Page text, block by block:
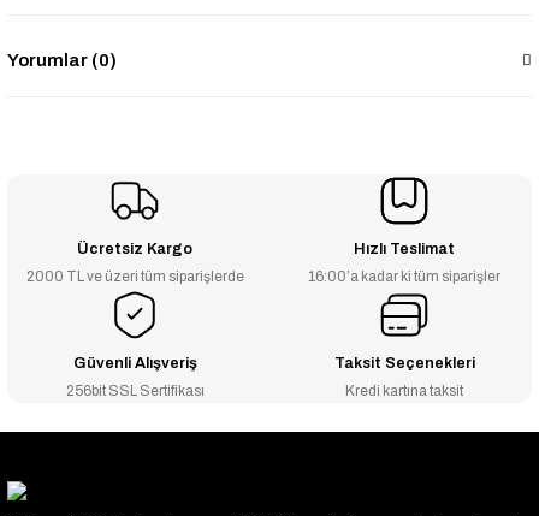
Yorumlar (0)
Ücretsiz Kargo
2000 TL ve üzeri tüm siparişlerde
Hızlı Teslimat
16:00’a kadar ki tüm siparişler
Güvenli Alışveriş
256bit SSL Sertifikası
Taksit Seçenekleri
Kredi kartına taksit